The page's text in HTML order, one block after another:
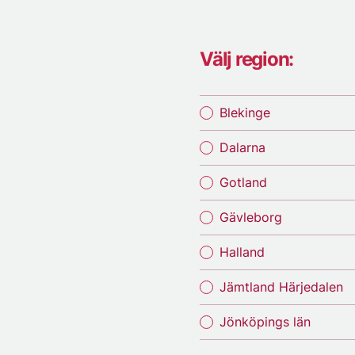
Välj region:
Blekinge
Dalarna
Gotland
Gävleborg
Halland
Jämtland Härjedalen
Jönköpings län